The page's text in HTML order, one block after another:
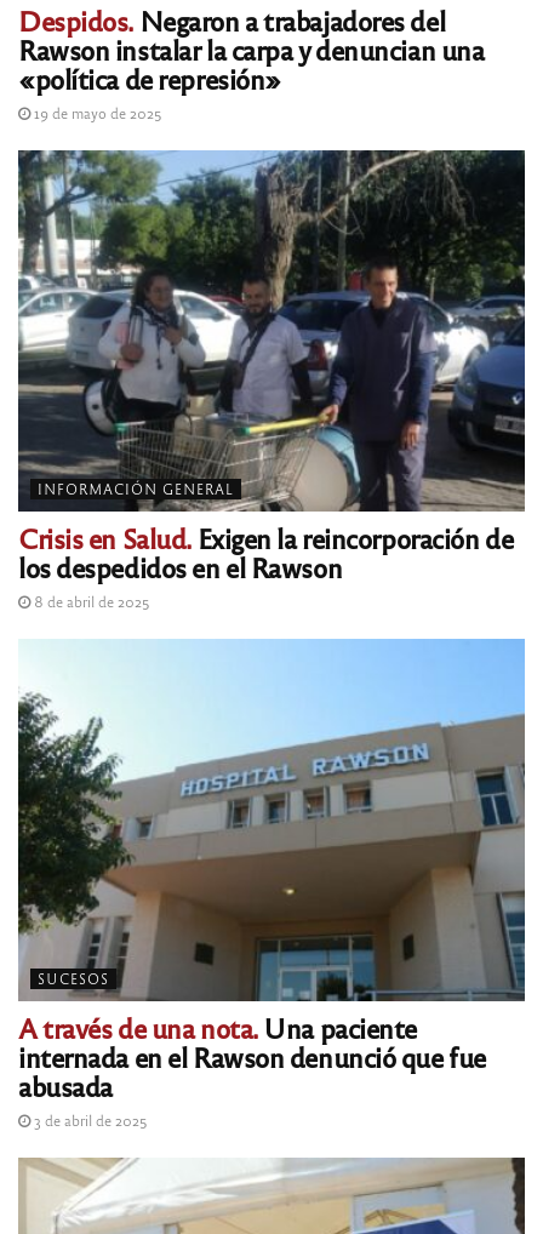
Despidos. Negaron a trabajadores del
Rawson instalar la carpa y denuncian una
«política de represión»
19 de mayo de 2025
INFORMACIÓN GENERAL
Crisis en Salud.Exigen la reincorporación de
los despedidos en el Rawson
8 de abril de 2025
SUCESOS
A través de una nota.Una paciente
internada en el Rawson denunció que fue
abusada
3 de abril de 2025